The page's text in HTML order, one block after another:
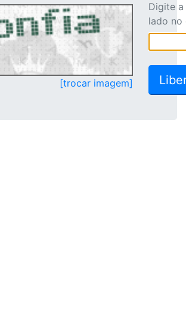
[trocar imagem]
Digite
lado no